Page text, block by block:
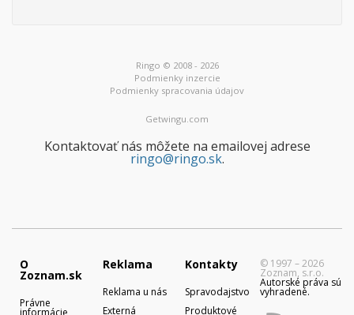
Ringo © 2008 - 2026
Podmienky inzercie
Podmienky spracovania údajov
Getwingu.com
Kontaktovať nás môžete na emailovej adrese
ringo@ringo.sk.
O
Zoznam.sk
Právne
Reklama
Reklama u nás
Externá
Kontakty
Spravodajstvo
Produktové
© 1997 – 2026
Zoznam, s.r.o.
Autorské práva sú
vyhradené.